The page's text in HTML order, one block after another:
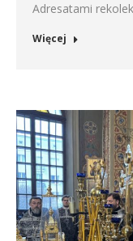
Adresatami
Więcej